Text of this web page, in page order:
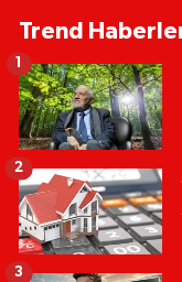
Trend
1
2
3